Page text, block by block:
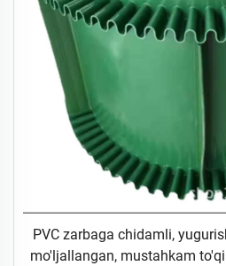
PVC zarbaga chidamli,
mo'ljallangan, mustahkam